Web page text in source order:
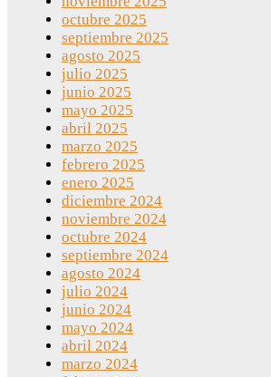
octubre 2025
septiembre 2025
agosto 2025
julio 2025
junio 2025
mayo 2025
abril 2025
marzo 2025
febrero 2025
enero 2025
diciembre 2024
noviembre 2024
octubre 2024
septiembre 2024
agosto 2024
julio 2024
junio 2024
mayo 2024
abril 2024
marzo 2024